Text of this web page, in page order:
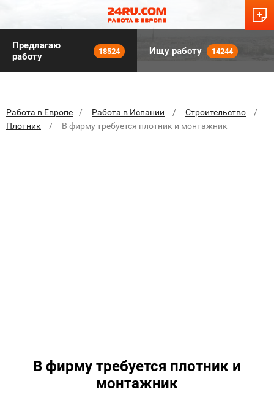
Предлагаю
работу
18524 Ищу работу 14244
Работа в Европе Работа в Испании
Строительство
Плотник
В фирму требуется плотник и монтажник
В фирму требуется плотник и
монтажник